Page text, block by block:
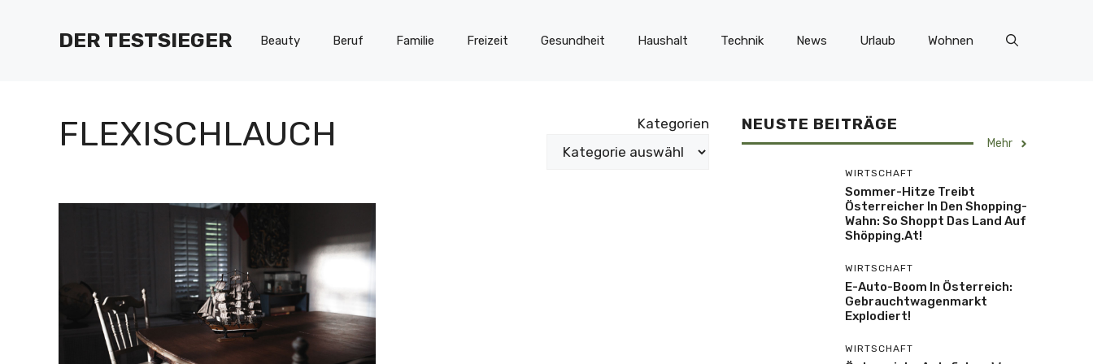
DER TESTSIEGER Beauty Beruf Familie Freizeit Gesundheit Haushalt Technik News Urlaub Wohnen
FLEXISCHLAUCH Kategorien NEUSTE BEITRÄGE
Mehr
WIRTSCHAFT
Sommer-Hitze Treibt
Österreicher In Den Shopping-
Wahn: So Shoppt Das Land Auf
Shöpping.at!
WIRTSCHAFT
E-Auto-Boom In Österreich:
Gebrauchtwagenmarkt
Explodiert!
WIRTSCHAFT